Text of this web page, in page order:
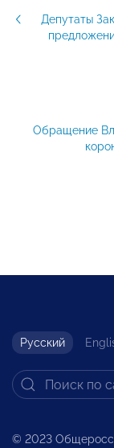
Депутаты
Обращение
Русский
© 2023